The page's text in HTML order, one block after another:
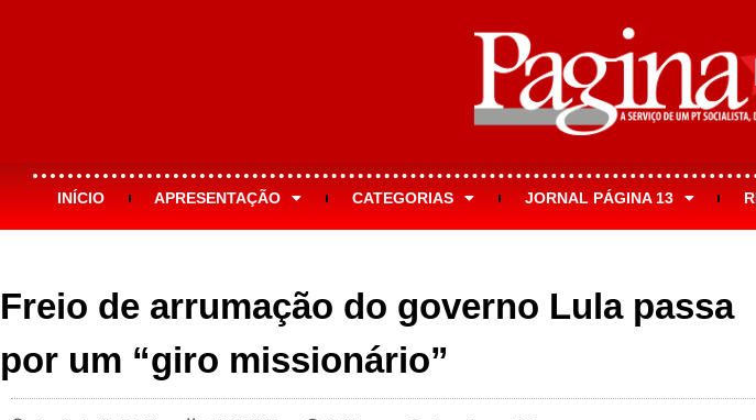
INÍCIO APRESENTAÇÃO CATEGORIAS JORNAL PÁGINA 13
Freio de arrumação do governo Lula passa
por um “giro missionário”